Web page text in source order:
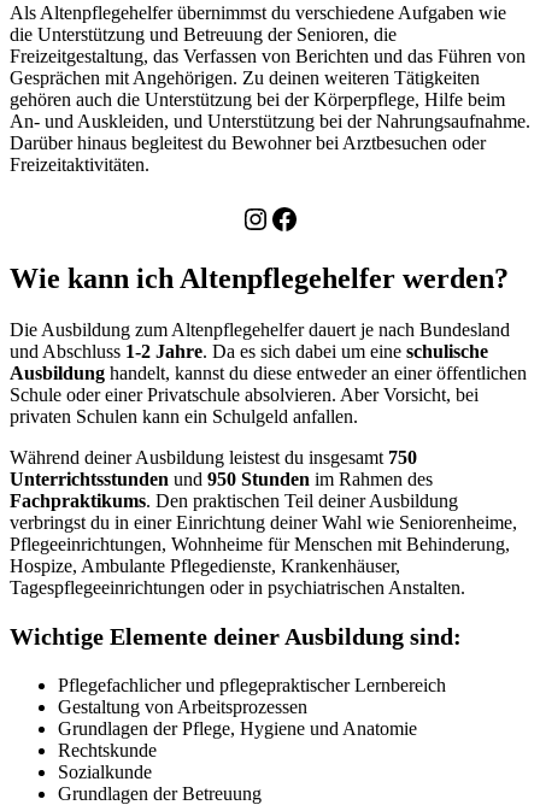
Als Altenpflegehelfer übernimmst du verschiedene Aufgaben wie
die Unterstützung und Betreuung der Senioren, die
Freizeitgestaltung, das Verfassen von Berichten und das Führen von
Gesprächen mit Angehörigen. Zu deinen weiteren Tätigkeiten
gehören auch die Unterstützung bei der Körperpflege, Hilfe beim
An- und Auskleiden, und Unterstützung bei der Nahrungsaufnahme.
Darüber hinaus begleitest du Bewohner bei Arztbesuchen oder
Freizeitaktivitäten.
Instagram
Facebook
Wie kann ich Altenpflegehelfer werden?
Die Ausbildung zum Altenpflegehelfer dauert je nach Bundesland
und Abschluss 1-2 Jahre. Da es sich dabei um eine schulische
Ausbildung handelt, kannst du diese entweder an einer öffentlichen
Schule oder einer Privatschule absolvieren. Aber Vorsicht, bei
privaten Schulen kann ein Schulgeld anfallen.
Während deiner Ausbildung leistest du insgesamt 750
Unterrichtsstunden und 950 Stunden im Rahmen des
Fachpraktikums. Den praktischen Teil deiner Ausbildung
verbringst du in einer Einrichtung deiner Wahl wie Seniorenheime,
Pflegeeinrichtungen, Wohnheime für Menschen mit Behinderung,
Hospize, Ambulante Pflegedienste, Krankenhäuser,
Tagespflegeeinrichtungen oder in psychiatrischen Anstalten.
Wichtige Elemente deiner Ausbildung sind:
Pflegefachlicher und pflegepraktischer Lernbereich
Gestaltung von Arbeitsprozessen
Grundlagen der Pflege, Hygiene und Anatomie
Rechtskunde
Sozialkunde
Grundlagen der Betreuung